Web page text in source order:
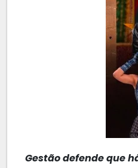
Gestão defende que